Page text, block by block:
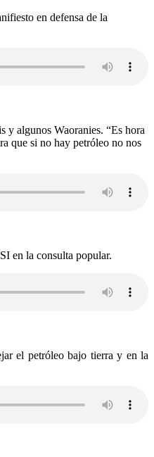
en defensa de la
y algunos Waoranies. “Es hora
que si no hay petróleo no nos
en la consulta popular.
el petróleo bajo tierra y en la